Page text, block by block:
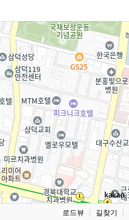
로드뷰 길찾기